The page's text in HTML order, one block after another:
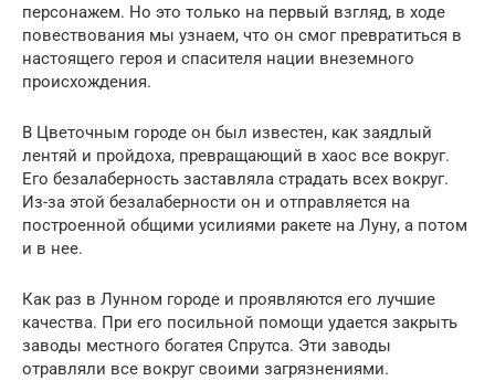
персонажем. Но это только на первый взгляд, в ходе
повествования мы узнаем, что он смог превратиться в
настоящего героя и спасителя нации внеземного
происхождения.
В Цветочным городе он был известен, как заядлый
лентяй и пройдоха, превращающий в хаос все вокруг.
Его безалаберность заставляла страдать всех вокруг.
Из-за этой безалаберности он и отправляется на
построенной общими усилиями ракете на Луну, а потом
и в нее.
Как раз в Лунном городе и проявляются его лучшие
качества. При его посильной помощи удается закрыть
заводы местного богатея Спрутса. Эти заводы
отравляли все вокруг своими загрязнениями.